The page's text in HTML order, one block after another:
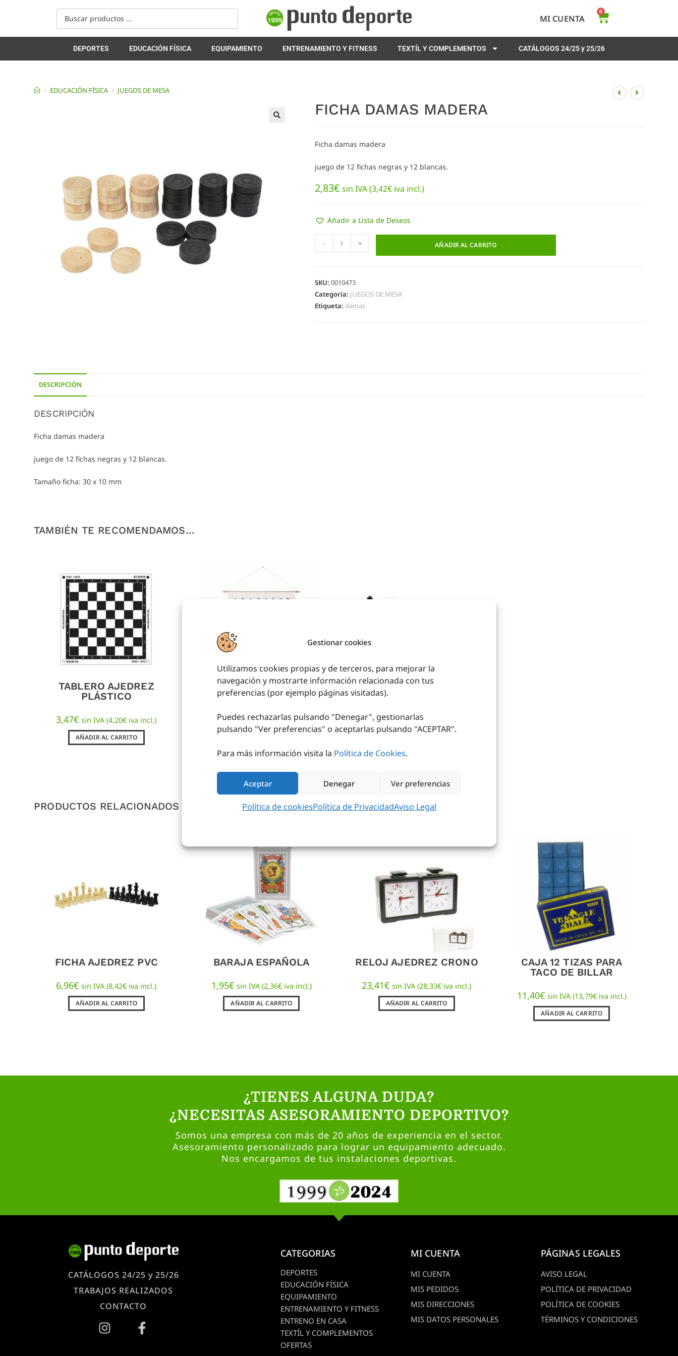
Gestionar cookies
Utilizamos cookies propias y de terceros, para mejorar la
navegación y mostrarte información relacionada con tus
preferencias (por ejemplo páginas visitadas).
Puedes rechazarlas pulsando "Denegar", gestionarlas
pulsando "Ver preferencias" o aceptarlas pulsando "ACEPTAR".
Para más información visita la Política de Cookies.
Aceptar Denegar Ver preferencias
Política de cookiesPolítica de PrivacidadAviso Legal
MI CUENTA
0
DEPORTES EDUCACIÓN FÍSICA EQUIPAMIENTO ENTRENAMIENTO Y FITNESS TEXTÍL Y COMPLEMENTOS CATÁLOGOS 24/25 y 25/26
> EDUCACIÓN FÍSICA > JUEGOS DE MESA
FICHA DAMAS MADERA
Ficha damas madera
juego de 12 fichas negras y 12 blancas.
2,83€ sin IVA (3,42€iva incl.)
Añadir a Lista de Deseos
- + AÑADIR AL CARRITO
SKU: 0010473
Categoría: JUEGOS DE MESA
Etiqueta: damas
DESCRIPCIÓN
DESCRIPCIÓN
Ficha damas madera
juego de 12 fichas negras y 12 blancas.
Tamaño ficha: 30 x 10 mm
TAMBIÉN TE RECOMENDAMOS…
TABLERO AJEDREZ
PLÁSTICO
3,47€ sin IVA (4,20€ iva incl.)
AÑADIR AL CARRITO
TABLERO AJEDREZ
MASTER PARED
29,60€ sin IVA (35,82€iva incl.)
PIEZAS AJEDREZ SOFT
AÑADIR AL CARRITO
PRODUCTOS RELACIONADOS
FICHA AJEDREZ PVC
6,96€ sin IVA (8,42€ iva incl.)
AÑADIR AL CARRITO
BARAJA ESPAÑOLA
1,95€ sin IVA (2,36€iva incl.)
AÑADIR AL CARRITO
RELOJ AJEDREZ CRONO
23,41€ sin IVA (28,33€ iva incl.)
AÑADIR AL CARRITO
CAJA 12 TIZAS PARA
TACO DE BILLAR
11,40€ sin IVA (13,79€iva incl.)
AÑADIR AL CARRITO
¿TIENES ALGUNA DUDA?
¿NECESITAS ASESORAMIENTO DEPORTIVO?
Somos una empresa con más de 20 años de experiencia en el sector.
Asesoramiento personalizado para lograr un equipamiento adecuado.
Nos encargamos de tus instalaciones deportivas.
CATÁLOGOS 24/25 y 25/26
TRABAJOS REALIZADOS
CONTACTO
CATEGORIAS
DEPORTES
EDUCACIÓN FÍSICA
EQUIPAMIENTO
ENTRENAMIENTO Y FITNESS
ENTRENO EN CASA
TEXTÍL Y COMPLEMENTOS
OFERTAS
MI CUENTA
MI CUENTA
MIS PEDIDOS
MIS DIRECCIONES
MIS DATOS PERSONALES
PÁGINAS LEGALES
AVISO LEGAL
POLÍTICA DE PRIVACIDAD
POLÍTICA DE COOKIES
TÉRMINOS Y CONDICIONES